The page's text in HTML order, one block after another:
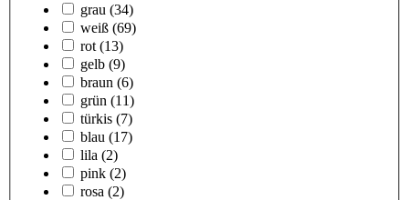
grau (34)
weiß (69)
rot (13)
gelb (9)
braun (6)
grün (11)
türkis (7)
blau (17)
lila (2)
pink (2)
rosa (2)